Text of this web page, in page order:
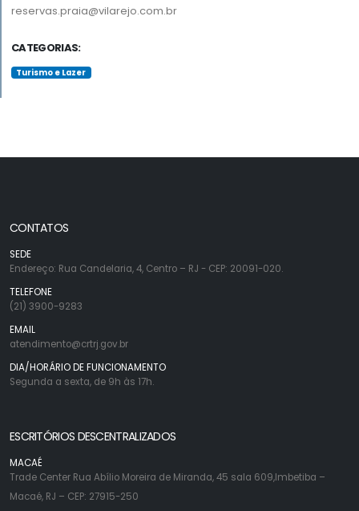
reservas.praia@vilarejo.com.br
CATEGORIAS:
Turismo e Lazer
CONTATOS
SEDE
Endereço: Rua Candelaria, 4, Centro – RJ - CEP: 20091-020.
TELEFONE
(21) 3900-9283
EMAIL
atendimento@crtrj.gov.br
DIA/HORÁRIO DE FUNCIONAMENTO
Segunda a sexta, de 9h às 17h.
ESCRITÓRIOS DESCENTRALIZADOS
MACAÉ
Trade Center Rua Abílio Moreira de Miranda, 45 sala 609,Imbetiba –
Macaé, RJ – CEP: 27915-250